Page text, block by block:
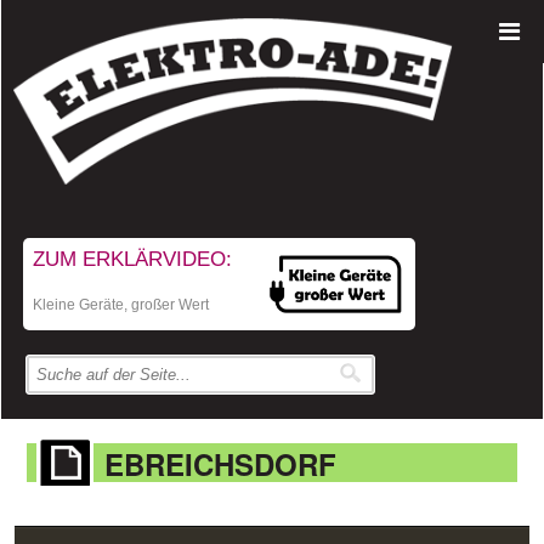
ZUM ERKLÄRVIDEO:
Kleine Geräte, großer Wert
EBREICHSDORF